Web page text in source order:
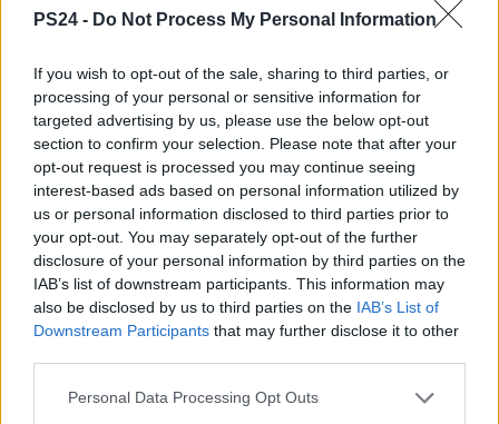
PS24 - Do Not Process My Personal Information
If you wish to opt-out of the sale, sharing to third parties, or
processing of your personal or sensitive information for
targeted advertising by us, please use the below opt-out
section to confirm your selection. Please note that after your
opt-out request is processed you may continue seeing
interest-based ads based on personal information utilized by
us or personal information disclosed to third parties prior to
your opt-out. You may separately opt-out of the further
disclosure of your personal information by third parties on the
IAB’s list of downstream participants. This information may
also be disclosed by us to third parties on the IAB’s List of
Downstream Participants that may further disclose it to other
Personal Data Processing Opt Outs